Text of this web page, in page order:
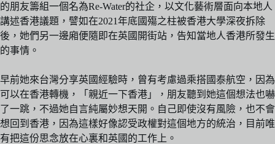
的朋友籌組一個名為Re-Water的社企，以文化藝術層面向本地人
講述香港議題，譬如在2021年底國殤之柱被香港大學深夜拆除
後，她們另一邊廂便隨即在英國開街站，告知當地人香港所發生
的事情。
早前她來台灣分享英國經驗時，曾有考慮過乘搭國泰航空，因為
可以在香港轉機，「親近一下香港」，朋友聽到她這個想法也嚇
了一跳，不過她自言純屬妙想天開。自己即使沒有風險，也不會
想回到香港，因為這樣好像認受政權對這個地方的統治，目前唯
有把這份思念放在心裏和英國的工作上。